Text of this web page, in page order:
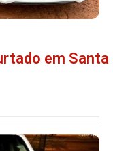
em Santa